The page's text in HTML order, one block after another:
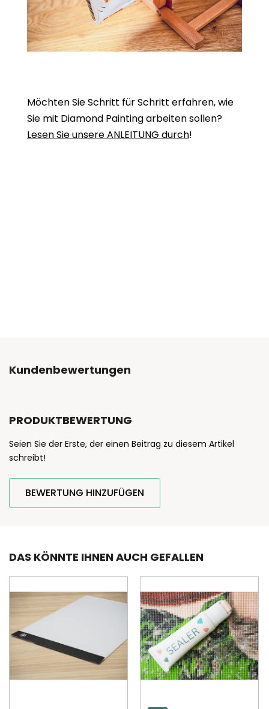
Möchten Sie Schritt für Schritt erfahren, wie
Sie mit Diamond Painting arbeiten sollen?
Lesen Sie unsere ANLEITUNG durch!
Kundenbewertungen
PRODUKTBEWERTUNG
Seien Sie der Erste, der einen Beitrag zu diesem Artikel
schreibt!
BEWERTUNG HINZUFÜGEN
DAS KÖNNTE IHNEN AUCH GEFALLEN